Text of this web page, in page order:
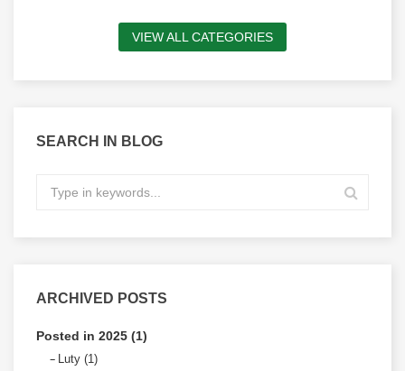
VIEW ALL CATEGORIES
SEARCH IN BLOG
ARCHIVED POSTS
Posted in 2025 (1)
Luty (1)